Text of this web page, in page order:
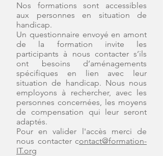
Nos formations sont accessibles
aux personnes en situation de
handicap.
Un questionnaire envoyé en amont
de la formation invite les
participants à nous contacter s’ils
ont besoins d’aménagements
spécifiques en lien avec leur
situation de handicap. Nous nous
employons à rechercher, avec les
personnes concernées, les moyens
de compensation qui leur seront
adaptés.
Pour en valider l'accès merci de
nous contacter contact@formation-
IT.org